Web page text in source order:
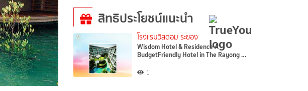
สิทธิประโยชน์แนะนำ
โรงแรมวิสดอม ระยอง
Wisdom Hotel & Residence A
BudgetFriendly Hotel in The Rayong …
1